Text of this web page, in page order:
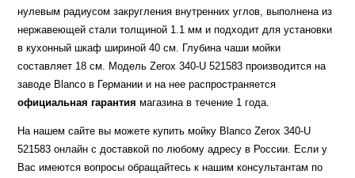
нулевым радиусом закругления внутренних углов, выполнена из
нержавеющей стали толщиной 1.1 мм и подходит для установки
в кухонный шкаф шириной 40 см. Глубина чаши мойки
составляет 18 см. Модель Zerox 340-U 521583 производится на
заводе Blanco в Германии и на нее распространяется
официальная гарантия магазина в течение 1 года.
На нашем сайте вы можете купить мойку Blanco Zerox 340-U
521583 онлайн с доставкой по любому адресу в России. Если у
Вас имеются вопросы обращайтесь к нашим консультантам по